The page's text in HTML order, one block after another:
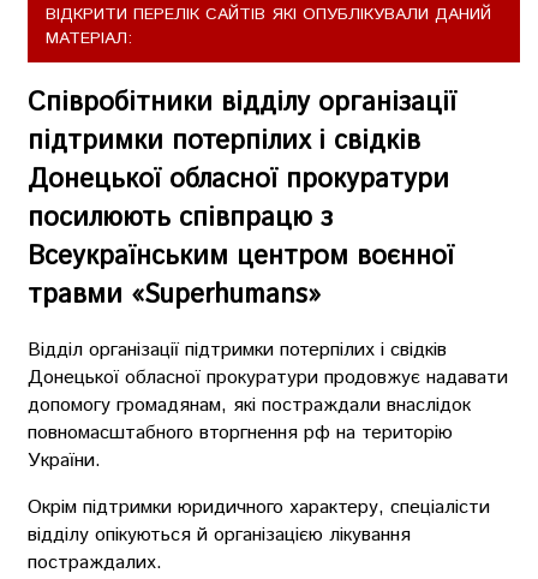
ВІДКРИТИ ПЕРЕЛІК САЙТІВ ЯКІ ОПУБЛІКУВАЛИ ДАНИЙ
МАТЕРІАЛ:
Співробітники відділу організації
підтримки потерпілих і свідків
Донецької обласної прокуратури
посилюють співпрацю з
Всеукраїнським центром воєнної
травми «Superhumans»
Відділ організації підтримки потерпілих і свідків
Донецької обласної прокуратури продовжує надавати
допомогу громадянам, які постраждали внаслідок
повномасштабного вторгнення рф на територію
України.
Окрім підтримки юридичного характеру, спеціалісти
відділу опікуються й організацією лікування
постраждалих.